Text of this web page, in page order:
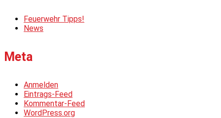
Feuerwehr Tipps!
News
Meta
Anmelden
Eintrags-Feed
Kommentar-Feed
WordPress.org